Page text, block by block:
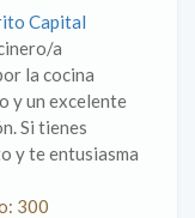
Capital
a
la cocina
y un excelente
Si tienes
y te entusiasma
300